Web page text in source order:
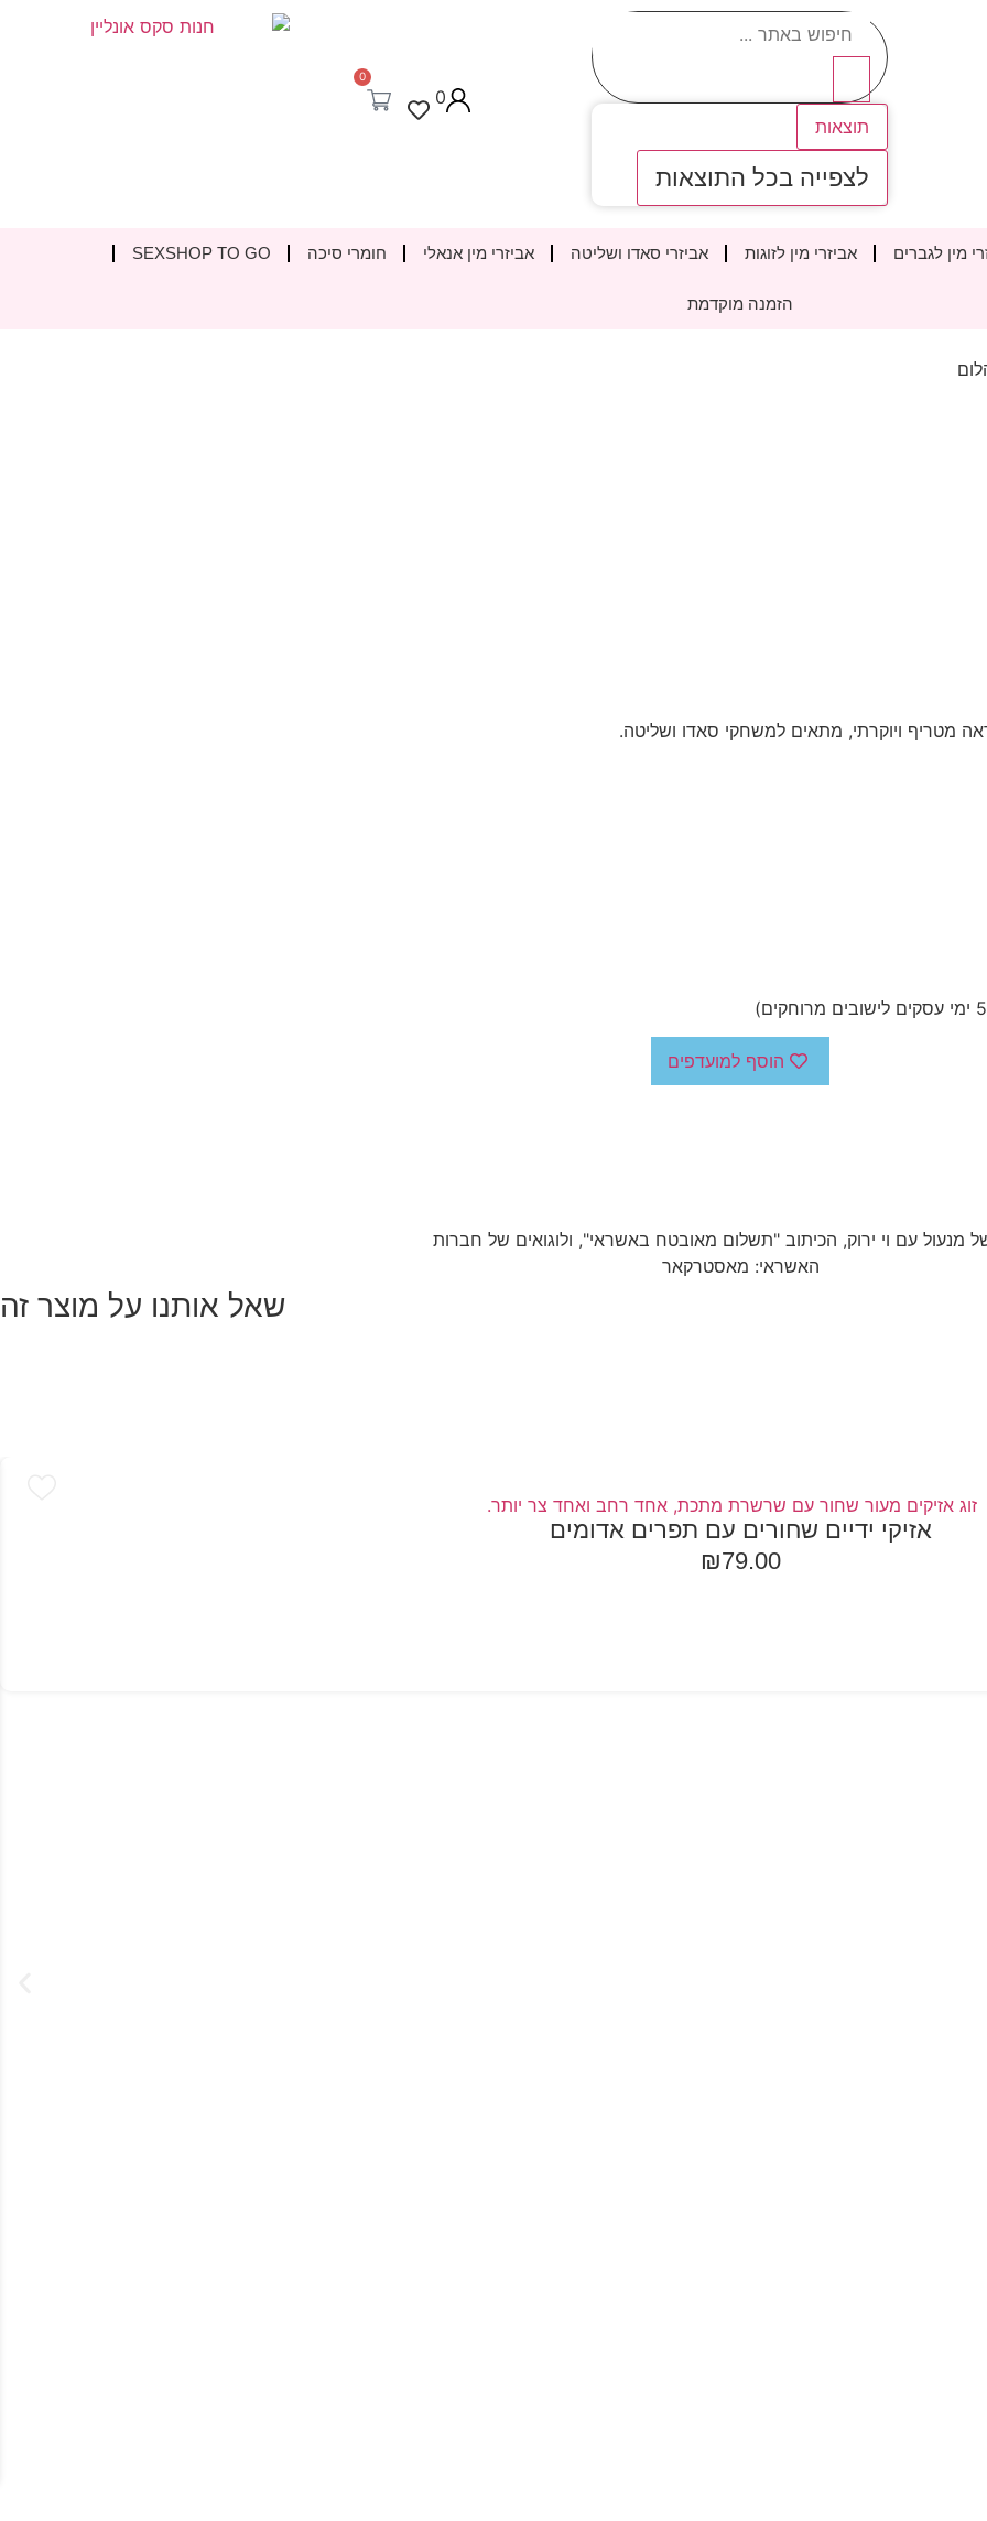
תוצאות
לצפייה בכל התוצאות
0
0
מין לגברים אביזרי מין לזוגות אביזרי סאדו ושליטה אביזרי מין אנאלי חומרי סיכה SEXSHOP TO GO
הזמנה מוקדמת
מטריף ויוקרתי, מתאים למשחקי סאדו ושליטה.
הוסף למועדפים
שאל אותנו על מוצר זה
אזיקי ידיים שחורים עם תפרים אדומים
₪79.00